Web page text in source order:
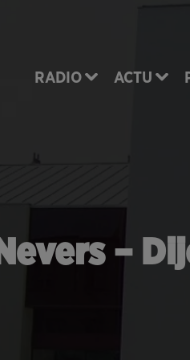
RADIO ACTU
Nevers –